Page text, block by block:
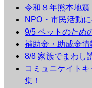
令和８年熊本地
NPO・市民活動
9/5 ペットのため
補助金・助成金情
8/8 家族でまわし
コミュニケイト
集！